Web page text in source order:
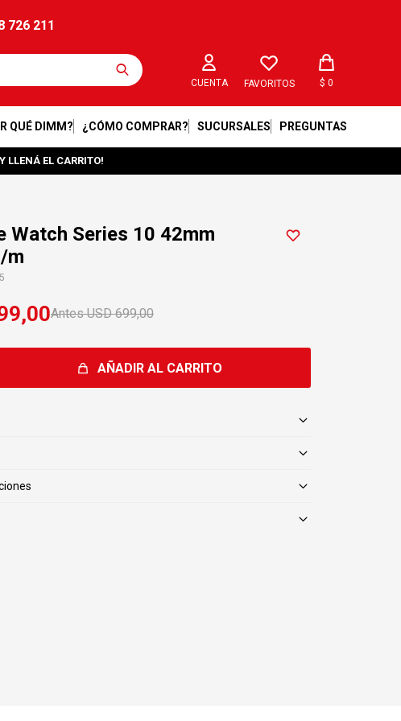
726 211
QUÉ DIMM? ¿CÓMO COMPRAR? SUCURSALES PREGUNTAS
FAVORITOS $ 0
LLENÁ EL CARRITO!
Watch Series 10 42mm
m
USD 699,00
AÑADIR AL CARRITO